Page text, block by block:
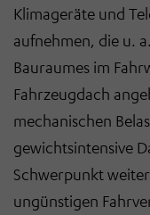
Klimageräte und
aufnehmen, die u.
Bauraumes im
Fahrzeugdach
mechanischen
gewichtsintensive
Schwerpunkt
ungünstigen